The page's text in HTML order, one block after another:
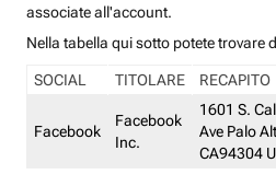
associate all'account.
Nella tabella qui sotto potete trovare
SOCIAL TITOLARE RECAPITO
Facebook
Facebook
Inc.
1601 S.
Ave Palo
CA94304